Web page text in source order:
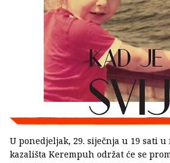
U ponedjeljak, 29. siječnja u 19 sati
kazališta Kerempuh održat će se